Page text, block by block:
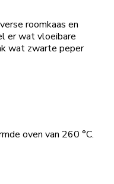
roomkaas en
er wat vloeibare
wat zwarte peper
oven van 260 °C.